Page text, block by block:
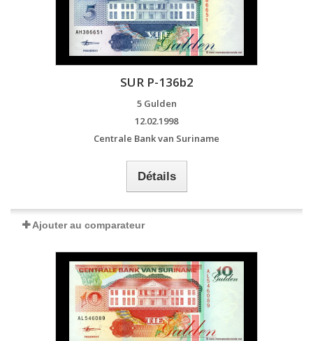
SUR P-136b2
5 Gulden
12.02.1998
Centrale Bank van Suriname
Détails
Ajouter au comparateur